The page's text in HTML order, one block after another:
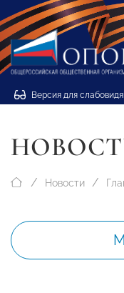
Версия для
Новости